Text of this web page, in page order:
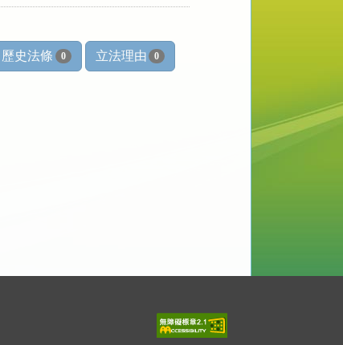
歷史法條 0 立法理由 0